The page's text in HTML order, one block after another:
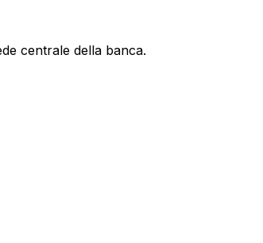
centrale della banca.